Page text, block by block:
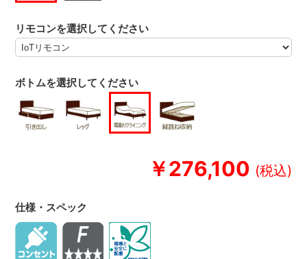
￥276,100
リモコンを選択してください
ボトムを選択してください
仕様・スペック